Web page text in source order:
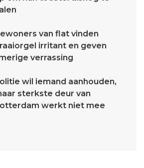
van flat vinden
irritant en geven
verrassing
wil iemand aanhouden,
sterkste deur van
werkt niet mee